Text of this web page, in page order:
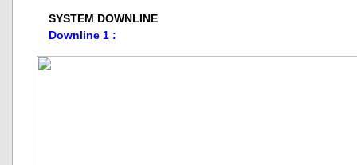
SYSTEM DOWNLINE
Downline 1 :